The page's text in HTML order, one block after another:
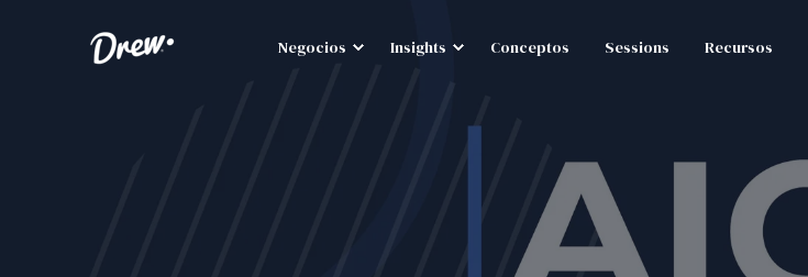
Negocios Insights Conceptos Sessions Recursos